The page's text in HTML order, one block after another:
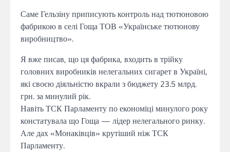
Саме Гельзіну приписують контроль над тютюновою
фабрикою в селі Гоща ТОВ «Українське тютюнову
виробництво».
Я вже писав, що ця фабрика, входить в трійку
головних виробників нелегальних сигарет в Україні,
які своєю діяльністю вкрали з бюджету 23.5 млрд.
грн. за минулий рік.
Навіть ТСК Парламенту по економіці минулого року
констатувала що Гоща — лідер нелегального ринку.
Але дах «Монаківців» крутіший ніж ТСК
Парламенту.